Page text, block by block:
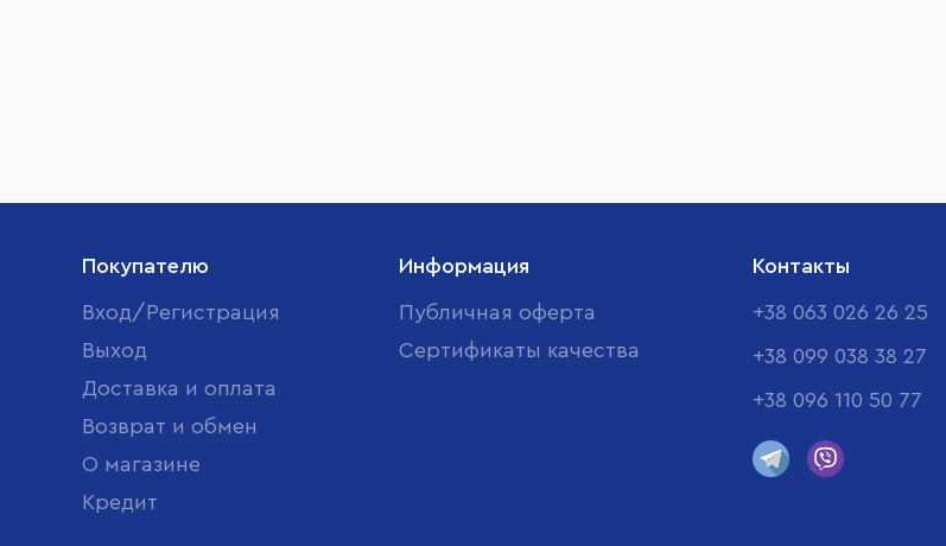
Покупателю
Вход/Регистрация
Выход
Доставка и оплата
Возврат и обмен
О магазине
Кредит
Информация
Публичная оферта
Сертификаты качества
Контакты
+38 063 026 26 25
+38 099 038 38 27
+38 096 110 50 77